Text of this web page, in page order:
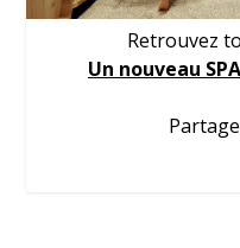
Retrouvez
Un nouveau